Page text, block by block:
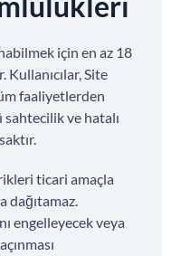
için en az 18
Kullanıcılar, Site
faaliyetlerden
ve hatalı
ticari amaçla
dağıtamaz.
engelleyecek veya